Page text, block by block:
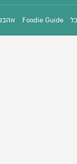
Foodie Guide